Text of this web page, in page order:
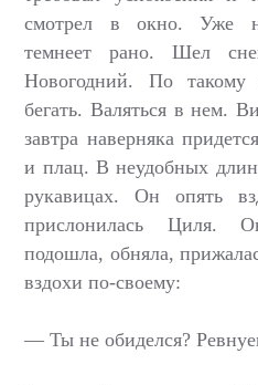
смотрел в окно. Уже
темнеет рано. Шел
Новогодний. По такому
бегать. Валяться в нем.
завтра наверняка
и плац. В неудобных
рукавицах. Он опять
прислонилась Циля.
подошла, обняла,
вздохи по-своему:
— Ты не обиделся?